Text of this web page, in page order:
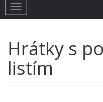
Toggle
navigation
Hrátky s
listím